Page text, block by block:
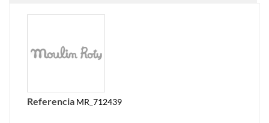
Referencia MR_712439